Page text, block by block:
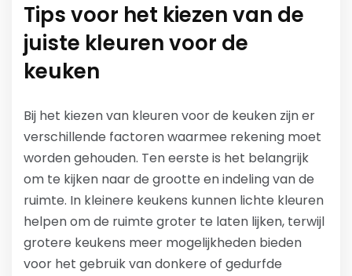
Tips voor het kiezen van de
juiste kleuren voor de
keuken
Bij het kiezen van kleuren voor de keuken zijn er
verschillende factoren waarmee rekening moet
worden gehouden. Ten eerste is het belangrijk
om te kijken naar de grootte en indeling van de
ruimte. In kleinere keukens kunnen lichte kleuren
helpen om de ruimte groter te laten lijken, terwijl
grotere keukens meer mogelijkheden bieden
voor het gebruik van donkere of gedurfde